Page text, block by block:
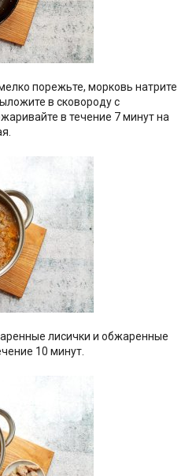
порежьте, морковь натрите
в сковороду с
в течение 7 минут на
лисички и обжаренные
10 минут.